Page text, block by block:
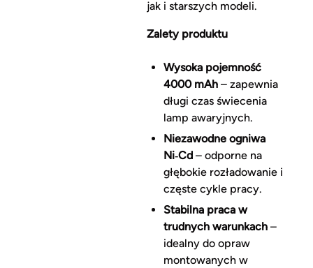
jak i starszych modeli.
Zalety produktu
Wysoka pojemność
4000 mAh– zapewnia
długi czas świecenia
lamp awaryjnych.
Niezawodne ogniwa
Ni‑Cd– odporne na
głębokie rozładowanie i
częste cykle pracy.
Stabilna praca w
trudnych warunkach–
idealny do opraw
montowanych w